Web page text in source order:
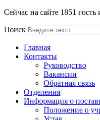
Сейчас на сайте 1851 гость
Поиск
Главная
Контакты
Руководство
Вакансии
Обратная связь
Отделения
Информация о
Положение о